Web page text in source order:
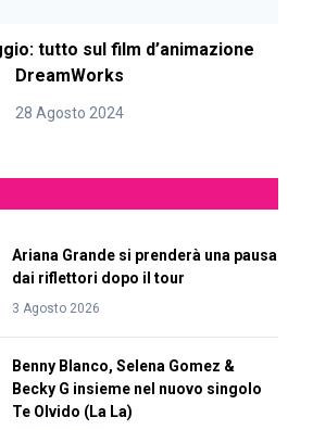
tutto sul film d’animazione
DreamWorks
28 Agosto 2024
Ariana Grande si prenderà una pausa
dai riflettori dopo il tour
3 Agosto 2026
Benny Blanco, Selena Gomez &
Becky G insieme nel nuovo singolo
Te Olvido (La La)